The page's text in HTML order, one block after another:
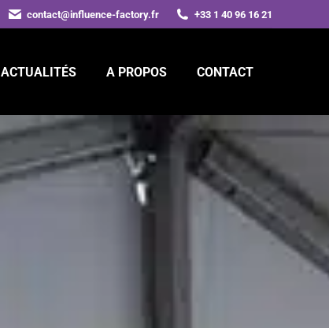
contact@influence-factory.fr +33 1 40 96 16 21
ACTUALITÉS A PROPOS CONTACT